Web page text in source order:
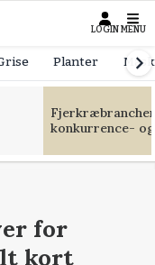
LOGIN MENU
Planter
konkurrence-
for
kort